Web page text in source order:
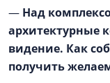
— Над
архитектурные
видение. Как
получить